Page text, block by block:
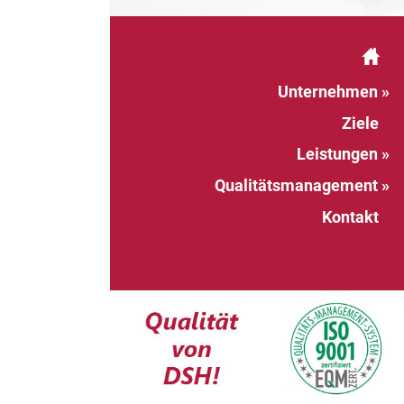
Unternehmen »
Ziele
Leistungen »
Qualitätsmanagement »
Kontakt